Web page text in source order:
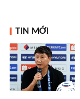
TIN MỚI